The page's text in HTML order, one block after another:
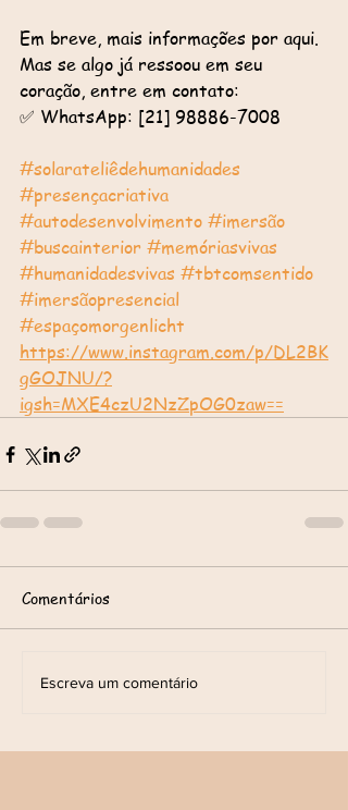
Em breve, mais informações por aqui.
Mas se algo já ressoou em seu
coração, entre em contato:
✅ WhatsApp: [21] 98886-7008
#solarateliêdehumanidades
#presençacriativa
#autodesenvolvimento #imersão
#buscainterior #memóriasvivas
#humanidadesvivas #tbtcomsentido
#imersãopresencial
#espaçomorgenlicht
https://www.instagram.com/p/DL2BK
gGOJNU/?
igsh=MXE4czU2NzZpOG0zaw==
Comentários
Escreva um comentário